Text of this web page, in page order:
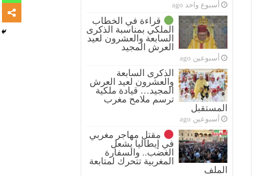
أسبوع واحد ago
قراءة في الخطاب
الملكي بمناسبة الذكرى
السابعة والعشرون لعيد
العرش المجيد
أسبوعين ago
الذكرى السابعة
والعشرون لعيد العرش
المجيد… قيادة ملكية
ترسم ملامح مغرب
المستقبل
أسبوعين ago
مقتل مهاجر مغربي
في إيطاليا يشعل
الغضب.. والسفارة
المغربية تتحرك لمتابعة
الملف